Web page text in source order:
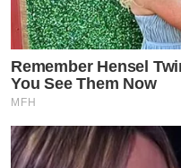
Remember Hensel
You See Them Now
MFH